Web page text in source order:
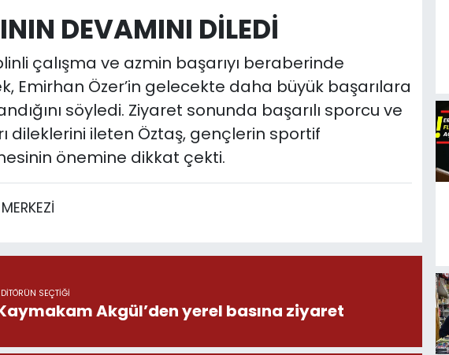
DEVAMINI DİLEDİ
çalışma ve azmin başarıyı beraberinde
Emirhan Özer’in gelecekte daha büyük başarılara
söyledi. Ziyaret sonunda başarılı sporcu ve
dileklerini ileten Öztaş, gençlerin sportif
önemine dikkat çekti.
SEÇTIĞI
Akgül’den yerel basına ziyaret